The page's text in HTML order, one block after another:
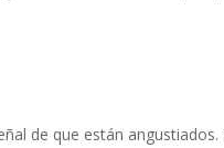
de que están